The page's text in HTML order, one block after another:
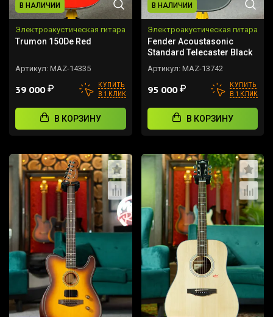
В НАЛИЧИИ
Электроакустическая гитара
Trumon 150De Red
Артикул: MAZ-14335
39 000₽
КУПИТЬ
В 1 КЛИК
В КОРЗИНУ
В НАЛИЧИИ
Электроакустическая гитара
Fender Acoustasonic
Standard Telecaster Black
Артикул: MAZ-13742
95 000₽
КУПИТЬ
В 1 КЛИК
В КОРЗИНУ